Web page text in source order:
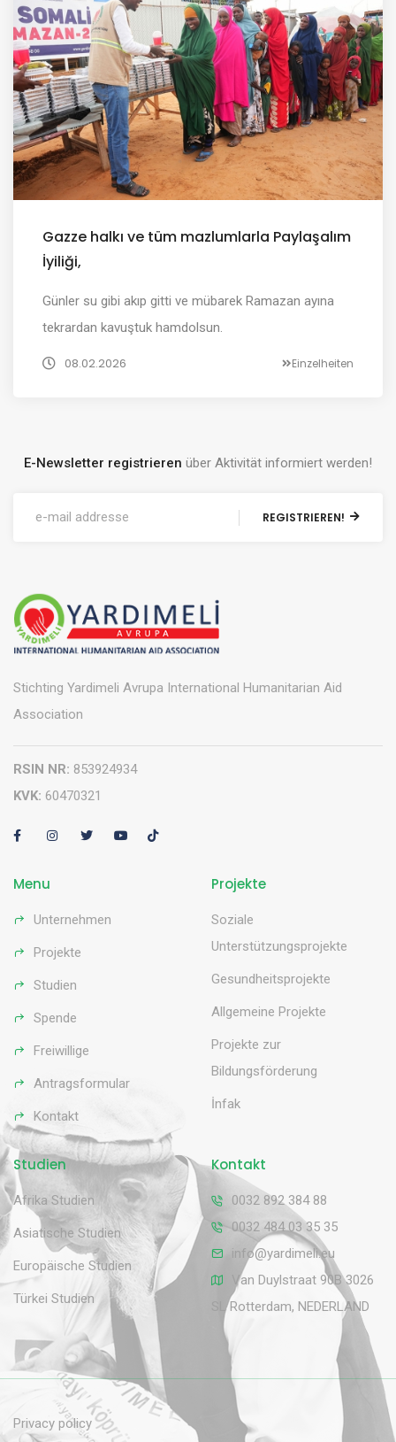
Gazze halkı ve tüm mazlumlarla Paylaşalım
İyiliği,
Günler su gibi akıp gitti ve mübarek Ramazan ayına
tekrardan kavuştuk hamdolsun.
08.02.2026 Einzelheiten
E-Newsletter registrieren über Aktivität informiert werden!
REGISTRIEREN!
Stichting Yardimeli Avrupa International Humanitarian Aid
Association
RSIN NR: 853924934
KVK: 60470321
Menu
Unternehmen
Projekte
Studien
Spende
Freiwillige
Antragsformular
Kontakt
Projekte
Soziale
Unterstützungsprojekte
Gesundheitsprojekte
Allgemeine Projekte
Projekte zur
Bildungsförderung
İnfak
Studien
Afrika Studien
Asiatische Studien
Europäische Studien
Türkei Studien
Kontakt
0032 892 384 88
0032 484 03 35 35
info@yardimeli.eu
Van Duylstraat 90B 3026
SL Rotterdam, NEDERLAND
Privacy policy